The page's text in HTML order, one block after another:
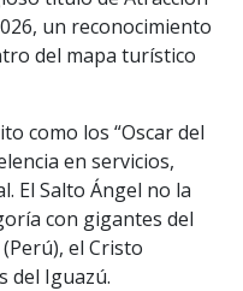
un reconocimiento
del mapa turístico
como los “Oscar del
en servicios,
El Salto Ángel no la
con gigantes del
el Cristo
del Iguazú.